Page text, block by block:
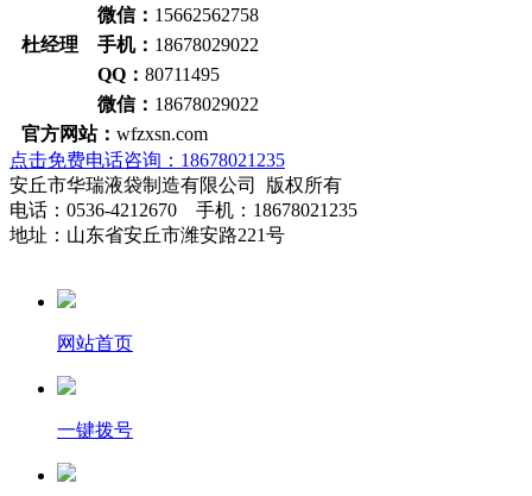
微信： 15662562758
杜经理 手机： 18678029022
QQ： 80711495
微信： 18678029022
官方网站： wfzxsn.com
点击免费电话咨询：18678021235
安丘市华瑞液袋制造有限公司 版权所有
电话：0536-4212670 手机：18678021235
地址：山东省安丘市潍安路221号
网站首页
一键拨号